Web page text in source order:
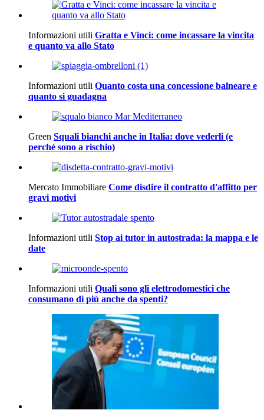
Informazioni utili Gratta e Vinci: come incassare la vincita
e quanto va allo Stato
Informazioni utili Quanto costa una concessione balneare e
quanto si guadagna
Green Squali bianchi anche in Italia: dove vederli (e
perché sono a rischio)
Mercato Immobiliare Come disdire il contratto d'affitto per
gravi motivi
Informazioni utili Stop ai tutor in autostrada: la mappa e le
date
Informazioni utili Quali sono gli elettrodomestici che
consumano di più anche da spenti?